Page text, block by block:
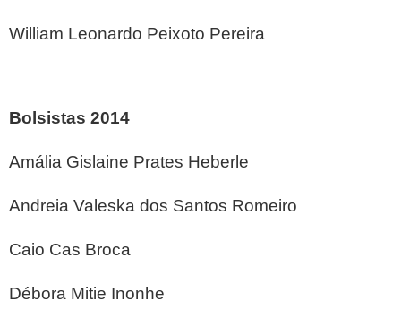
William Leonardo Peixoto Pereira
Bolsistas 2014
Amália Gislaine Prates Heberle
Andreia Valeska dos Santos Romeiro
Caio Cas Broca
Débora Mitie Inonhe